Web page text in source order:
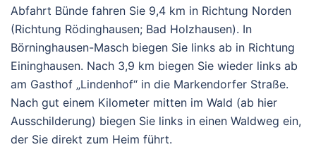
Abfahrt Bünde fahren Sie 9,4 km in Richtung Norden
(Richtung Rödinghausen; Bad Holzhausen). In
Börninghausen-Masch biegen Sie links ab in Richtung
Eininghausen. Nach 3,9 km biegen Sie wieder links ab
am Gasthof „Lindenhof“ in die Markendorfer Straße.
Nach gut einem Kilometer mitten im Wald (ab hier
Ausschilderung) biegen Sie links in einen Waldweg ein,
der Sie direkt zum Heim führt.